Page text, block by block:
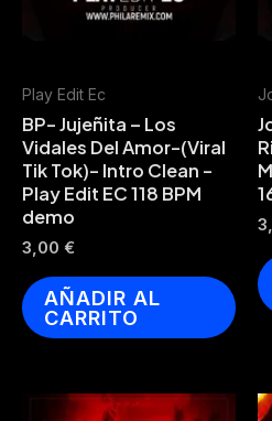
Play Edit Ec
BP- Jujeñita – Los
Vidales Del Amor-(Viral
Tik Tok)- Intro Clean -
Play Edit EC 118 BPM
demo
3,00 €
AÑADIR AL
CARRITO